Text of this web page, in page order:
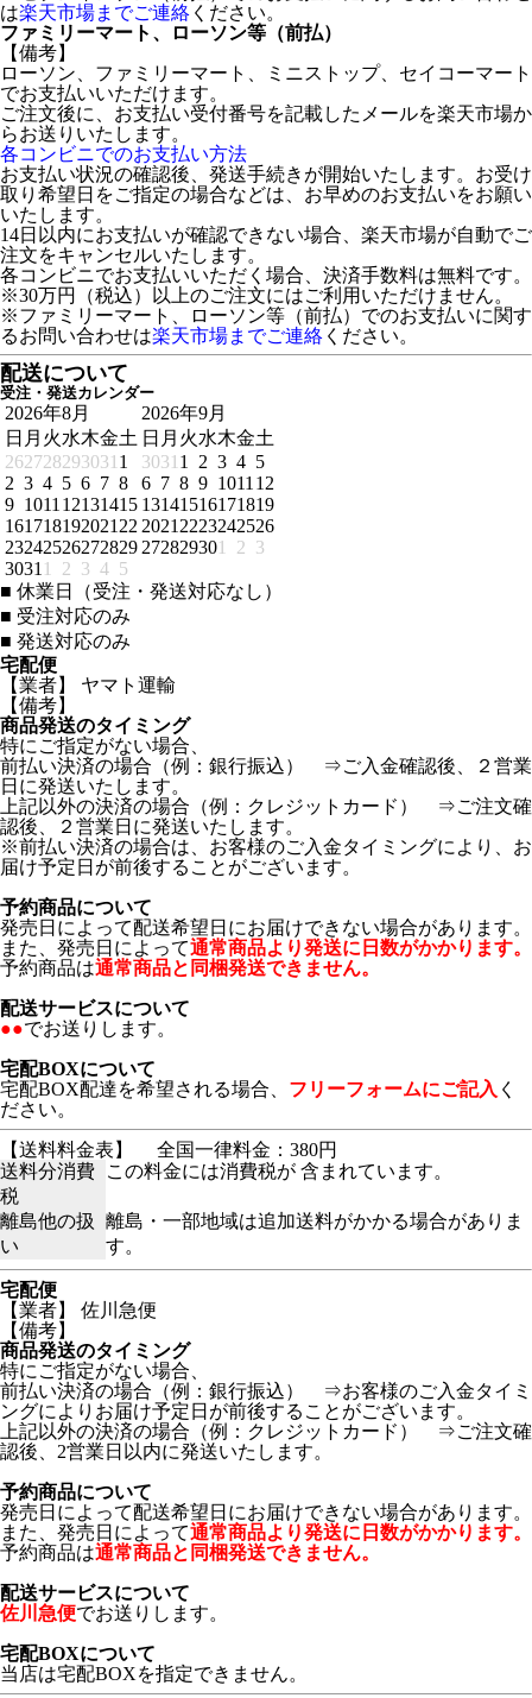
は楽天市場までご連絡 ください。
ファミリーマート、ローソン等（前払）
【備考】
ローソン、ファミリーマート、ミニストップ、セイコーマート
でお支払いいただけます。
ご注文後に、お支払い受付番号を記載したメールを楽天市場か
らお送りいたします。
各コンビニでのお支払い方法
お支払い状況の確認後、発送手続きが開始いたします。お受け
取り希望日をご指定の場合などは、お早めのお支払いをお願い
いたします。
14日以内にお支払いが確認できない場合、楽天市場が自動でご
注文をキャンセルいたします。
各コンビニでお支払いいただく場合、決済手数料は無料です。
※30万円（税込）以上のご注文にはご利用いただけません。
※ファミリーマート、ローソン等（前払）でのお支払いに関す
るお問い合わせは楽天市場までご連絡 ください。
配送について
受注・発送カレンダー
2026年8月
日 月 火水木金土
262728293031 1
2 3 4 5 6 7 8
9 1011 12131415
161718192021 22
23242526272829
3031 1 2 3 4 5
2026年9月
日 月 火水木金土
3031 1 2 3 4 5
6 7 8 9 1011 12
13141516171819
2021 2223242526
272829301 2 3
■ 休業日（受注・発送対応なし）
■ 受注対応のみ
■ 発送対応のみ
宅配便
【業者】 ヤマト運輸
【備考】
商品発送のタイミング
特にご指定がない場合、
前払い決済の場合（例：銀行振込） ⇒ご入金確認後、２営業
日に発送いたします。
上記以外の決済の場合（例：クレジットカード） ⇒ご注文確
認後、２営業日に発送いたします。
※前払い決済の場合は、お客様のご入金タイミングにより、お
届け予定日が前後することがございます。
予約商品について
発売日によって配送希望日にお届けできない場合があります。
また、発売日によって通常商品より発送に日数がかかります。
予約商品は通常商品と同梱発送できません。
配送サービスについて
●●でお送りします。
宅配BOXについて
宅配BOX配達を希望される場合、 フリーフォームにご記入 く
ださい。
【送料料金表】
全国一律料金：380円
送料分消費
税
この料金には消費税が 含まれています。
離島他の扱
い
離島・一部地域は追加送料がかかる場合がありま
す。
宅配便
【業者】 佐川急便
【備考】
商品発送のタイミング
特にご指定がない場合、
前払い決済の場合（例：銀行振込） ⇒お客様のご入金タイミ
ングによりお届け予定日が前後することがございます。
上記以外の決済の場合（例：クレジットカード） ⇒ご注文確
認後、2営業日以内に発送いたします。
予約商品について
発売日によって配送希望日にお届けできない場合があります。
また、発売日によって通常商品より発送に日数がかかります。
予約商品は通常商品と同梱発送できません。
配送サービスについて
佐川急便でお送りします。
宅配BOXについて
当店は宅配BOXを指定できません。